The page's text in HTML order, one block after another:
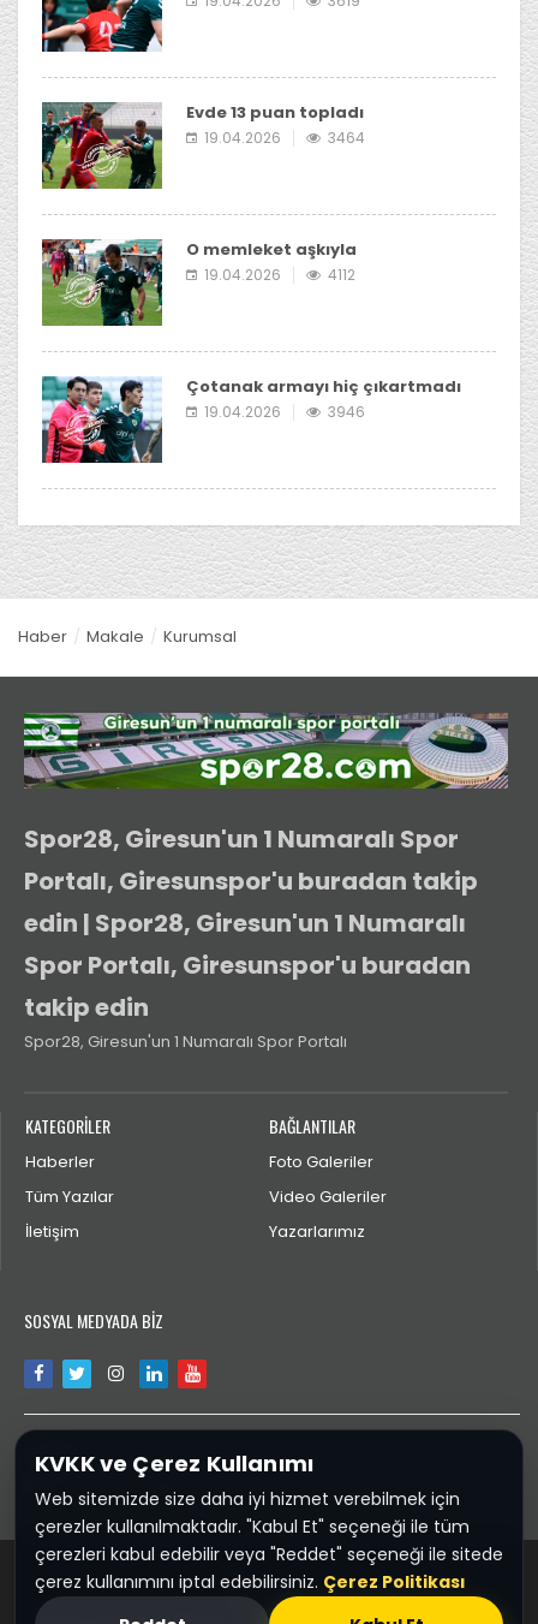
KVKK ve Çerez Kullanımı
Web sitemizde size daha iyi hizmet verebilmek için
çerezler kullanılmaktadır. "Kabul Et" seçeneği ile tüm
çerezleri kabul edebilir veya "Reddet" seçeneği ile sitede
çerez kullanımını iptal edebilirsiniz. Çerez Politikası
Evde 13 puan topladı
19.04.2026 3464
O memleket aşkıyla
19.04.2026 4112
Çotanak armayı hiç çıkartmadı
19.04.2026 3946
Haber Makale Kurumsal
Spor28, Giresun'un 1 Numaralı Spor
Portalı, Giresunspor'u buradan takip
edin | Spor28, Giresun'un 1 Numaralı
Spor Portalı, Giresunspor'u buradan
takip edin
Spor28, Giresun'un 1 Numaralı Spor Portalı
KATEGORİLER
Haberler
Tüm Yazılar
İletişim
BAĞLANTILAR
Foto Galeriler
Video Galeriler
Yazarlarımız
SOSYAL MEDYADA BİZ
İLETİŞİM
Spor28.COM